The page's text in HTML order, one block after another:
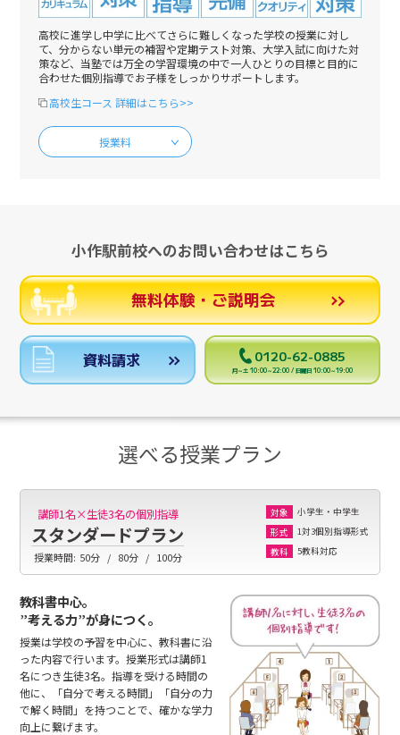
高校に進学し中学に比べてさらに難しくなった学校の授業に対し
て、分からない単元の補習や定期テスト対策、大学入試に向けた対
策など、当塾では万全の学習環境の中で一人ひとりの目標と目的に
合わせた個別指導でお子様をしっかりサポートします。
高校生コース 詳細はこちら>>
授業料
小作駅前校へのお問い合わせはこちら
無料体験・ご説明会
資料請求 0120-62-0885
月～土 10:00～22:00 / 日曜日 10:00～19:00
選べる授業プラン
講師1名×生徒3名の個別指導
スタンダードプラン
授業時間: 50分 80分 100分
対象
小学生・中学生
形式
1対3個別指導形式
教科
5教科対応
教科書中心。
”考える力”が身につく。
授業は学校の予習を中心に、教科書に沿
った内容で行います。授業形式は講師1
名につき生徒3名。指導を受ける時間の
他に、「自分で考える時間」「自分の力
で解く時間」を持つことで、確かな学力
向上に繋げます。